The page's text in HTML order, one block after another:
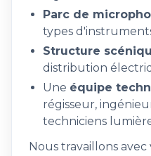
Parc de
types
Structure
distribution
Une équipe
régisseur,
techniciens
Nous travaillons